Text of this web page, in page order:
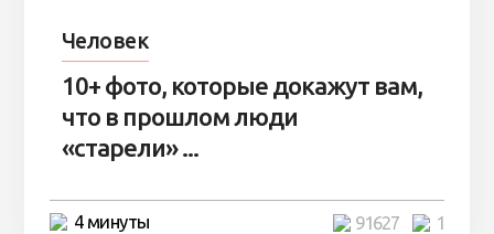
Человек
10+ фото, которые докажут вам,
что в прошлом люди
«старели» ...
4 минуты 1
91627